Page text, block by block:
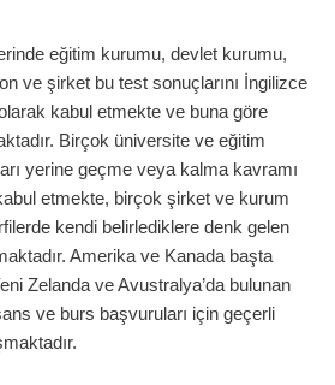
eğitim kurumu, devlet kurumu,
ve şirket bu test sonuçlarını İngilizce
kabul etmekte ve buna göre
Birçok üniversite ve eğitim
yerine geçme veya kalma kavramı
etmekte, birçok şirket ve kurum
kendi belirlediklere denk gelen
Amerika ve Kanada başta
Zelanda ve Avustralya’da bulunan
ve burs başvuruları için geçerli